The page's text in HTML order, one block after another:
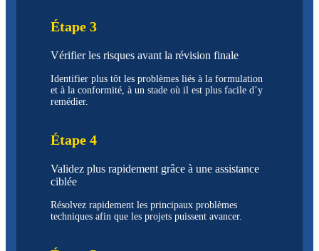
Étape 3
Vérifier les risques avant la révision finale
Identifier plus tôt les problèmes liés à la formulation
et à la conformité, à un stade où il est plus facile d’y
remédier.
Étape 4
Validez plus rapidement grâce à une assistance
ciblée
Résolvez rapidement les principaux problèmes
techniques afin que les projets puissent avancer.